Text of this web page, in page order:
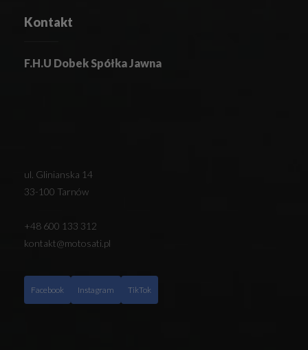
Kontakt
F.H.U Dobek Spółka Jawna
ul. Glinianska 14
33-100 Tarnów
+48 600 133 312
kontakt@motosati.pl
Facebook Instagram TikTok